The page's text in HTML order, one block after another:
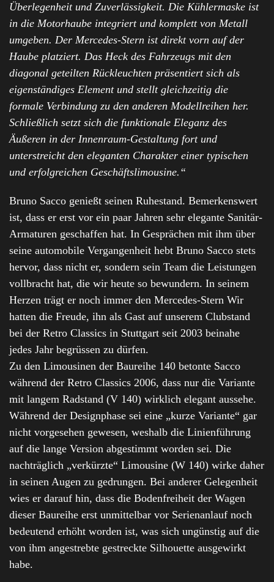
Überlegenheit und Zuverlässigkeit. Die Kühlermaske ist
in die Motorhaube integriert und komplett von Metall
umgeben. Der Mercedes-Stern ist direkt vorn auf der
Haube platziert. Das Heck des Fahrzeugs mit den
diagonal geteilten Rückleuchten präsentiert sich als
eigenständiges Element und stellt gleichzeitig die
formale Verbindung zu den anderen Modellreihen her.
Schließlich setzt sich die funktionale Eleganz des
Äußeren in der Innenraum-Gestaltung fort und
unterstreicht den eleganten Charakter einer typischen
und erfolgreichen Geschäftslimousine.“
Bruno Sacco genießt seinen Ruhestand. Bemerkenswert
ist, dass er erst vor ein paar Jahren sehr elegante Sanitär-
Armaturen geschaffen hat. In Gesprächen mit ihm über
seine automobile Vergangenheit hebt Bruno Sacco stets
hervor, dass nicht er, sondern sein Team die Leistungen
vollbracht hat, die wir heute so bewundern. In seinem
Herzen trägt er noch immer den Mercedes-Stern Wir
hatten die Freude, ihn als Gast auf unserem Clubstand
bei der Retro Classics in Stuttgart seit 2003 beinahe
jedes Jahr begrüssen zu dürfen.
Zu den Limousinen der Baureihe 140 betonte Sacco
während der Retro Classics 2006, dass nur die Variante
mit langem Radstand (V 140) wirklich elegant aussehe.
Während der Designphase sei eine „kurze Variante“ gar
nicht vorgesehen gewesen, weshalb die Linienführung
auf die lange Version abgestimmt worden sei. Die
nachträglich „verkürzte“ Limousine (W 140) wirke daher
in seinen Augen zu gedrungen. Bei anderer Gelegenheit
wies er darauf hin, dass die Bodenfreiheit der Wagen
dieser Baureihe erst unmittelbar vor Serienanlauf noch
bedeutend erhöht worden ist, was sich ungünstig auf die
von ihm angestrebte gestreckte Silhouette ausgewirkt
habe.